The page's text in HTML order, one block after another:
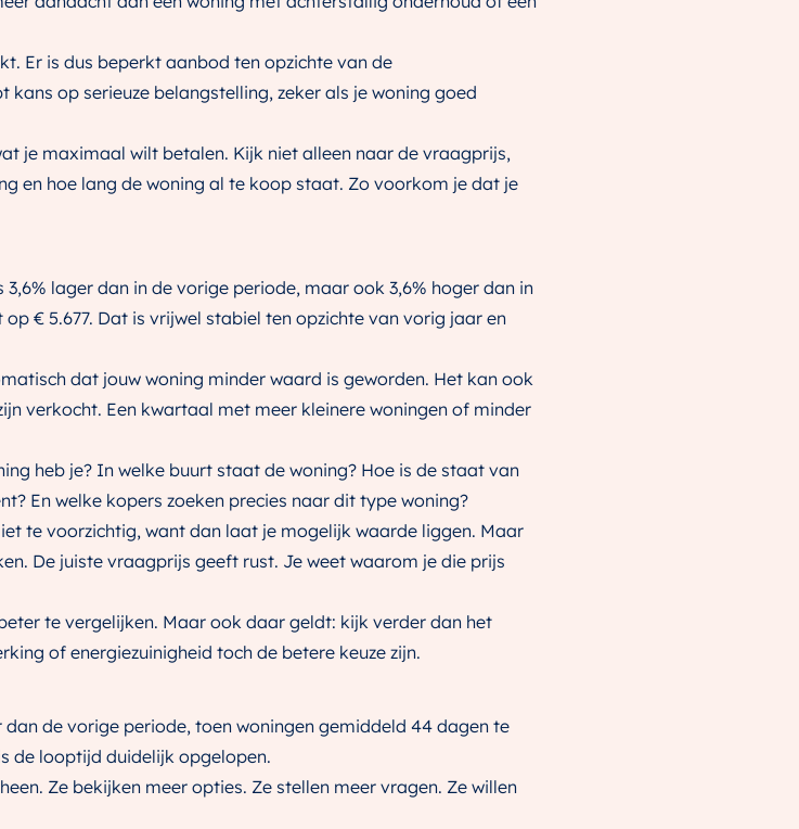
Er is dus beperkt aanbod ten opzichte van de
op serieuze belangstelling, zeker als je woning goed
je maximaal wilt betalen. Kijk niet alleen naar de vraagprijs,
en hoe lang de woning al te koop staat. Zo voorkom je dat je
lager dan in de vorige periode, maar ook 3,6% hoger dan in
€ 5.677. Dat is vrijwel stabiel ten opzichte van vorig jaar en
dat jouw woning minder waard is geworden. Het kan ook
verkocht. Een kwartaal met meer kleinere woningen of minder
heb je? In welke buurt staat de woning? Hoe is de staat van
En welke kopers zoeken precies naar dit type woning?
te voorzichtig, want dan laat je mogelijk waarde liggen. Maar
De juiste vraagprijs geeft rust. Je weet waarom je die prijs
te vergelijken. Maar ook daar geldt: kijk verder dan het
of energiezuinigheid toch de betere keuze zijn.
de vorige periode, toen woningen gemiddeld 44 dagen te
de looptijd duidelijk opgelopen.
Ze bekijken meer opties. Ze stellen meer vragen. Ze willen